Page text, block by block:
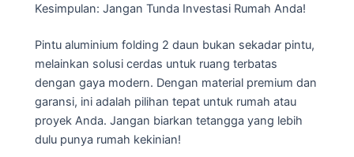
Kesimpulan: Jangan Tunda Investasi Rumah Anda!
Pintu aluminium folding 2 daun bukan sekadar pintu,
melainkan solusi cerdas untuk ruang terbatas
dengan gaya modern. Dengan material premium dan
garansi, ini adalah pilihan tepat untuk rumah atau
proyek Anda. Jangan biarkan tetangga yang lebih
dulu punya rumah kekinian!